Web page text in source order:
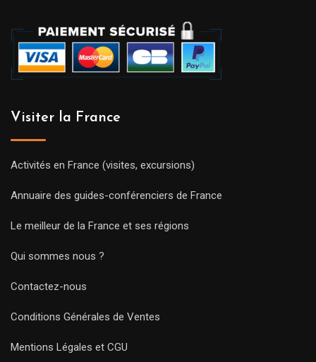
Visiter la France
Activités en France (visites, excursions)
Annuaire des guides-conférenciers de France
Le meilleur de la France et ses régions
Qui sommes nous ?
Contactez-nous
Conditions Générales de Ventes
Mentions Légales et CGU